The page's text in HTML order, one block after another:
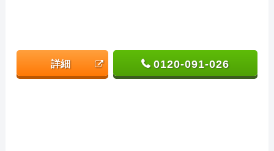
詳細 0120-091-026